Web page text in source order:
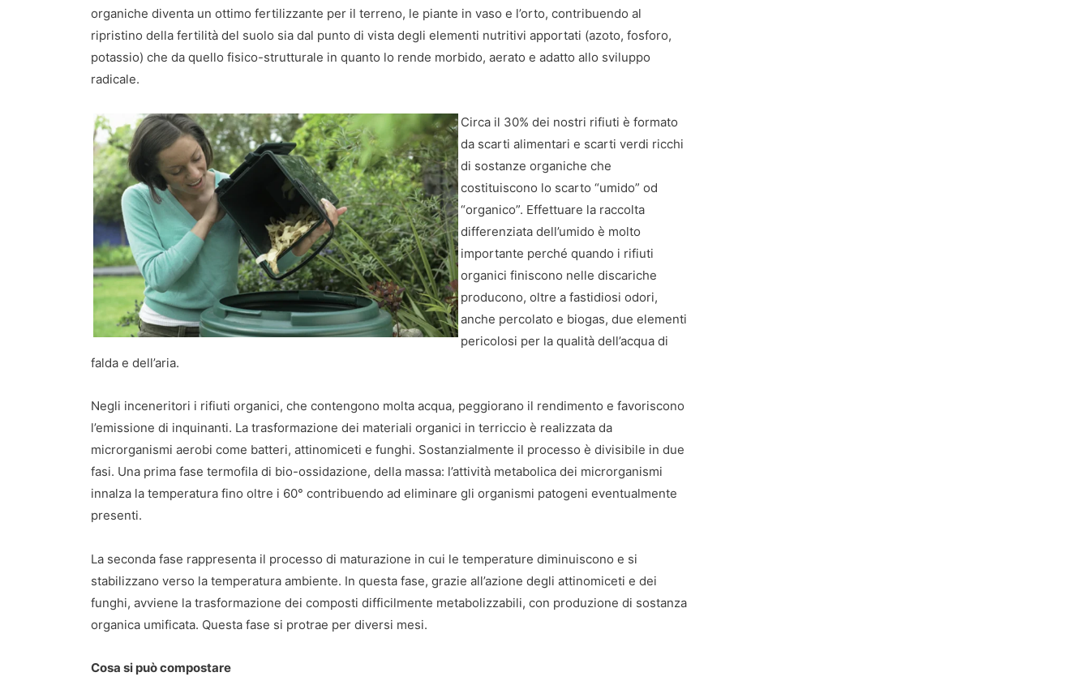
organiche diventa un ottimo fertilizzante per il terreno, le piante in vaso e l’orto, contribuendo al
ripristino della fertilità del suolo sia dal punto di vista degli elementi nutritivi apportati (azoto, fosforo,
potassio) che da quello fisico-strutturale in quanto lo rende morbido, aerato e adatto allo sviluppo
radicale.
Circa il 30% dei nostri rifiuti è formato
da scarti alimentari e scarti verdi ricchi
di sostanze organiche che
costituiscono lo scarto “umido” od
“organico”. Effettuare la raccolta
differenziata dell’umido è molto
importante perché quando i rifiuti
organici finiscono nelle discariche
producono, oltre a fastidiosi odori,
anche percolato e biogas, due elementi
pericolosi per la qualità dell’acqua di
falda e dell’aria.
Negli inceneritori i rifiuti organici, che contengono molta acqua, peggiorano il rendimento e favoriscono
l’emissione di inquinanti. La trasformazione dei materiali organici in terriccio è realizzata da
microrganismi aerobi come batteri, attinomiceti e funghi. Sostanzialmente il processo è divisibile in due
fasi. Una prima fase termofila di bio-ossidazione, della massa: l’attività metabolica dei microrganismi
innalza la temperatura fino oltre i 60° contribuendo ad eliminare gli organismi patogeni eventualmente
presenti.
La seconda fase rappresenta il processo di maturazione in cui le temperature diminuiscono e si
stabilizzano verso la temperatura ambiente. In questa fase, grazie all’azione degli attinomiceti e dei
funghi, avviene la trasformazione dei composti difficilmente metabolizzabili, con produzione di sostanza
organica umificata. Questa fase si protrae per diversi mesi.
Cosa si può compostare